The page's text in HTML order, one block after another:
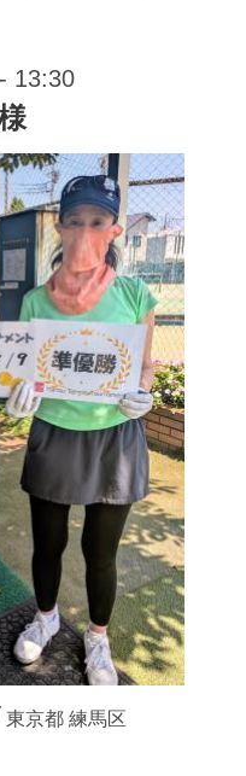
13:30
東京都 練馬区